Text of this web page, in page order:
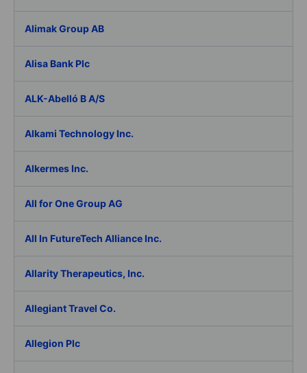
Alimak Group AB
Alisa Bank Plc
ALK-Abelló B A/S
Alkami Technology Inc.
Alkermes Inc.
All for One Group AG
All In FutureTech Alliance Inc.
Allarity Therapeutics, Inc.
Allegiant Travel Co.
Allegion Plc